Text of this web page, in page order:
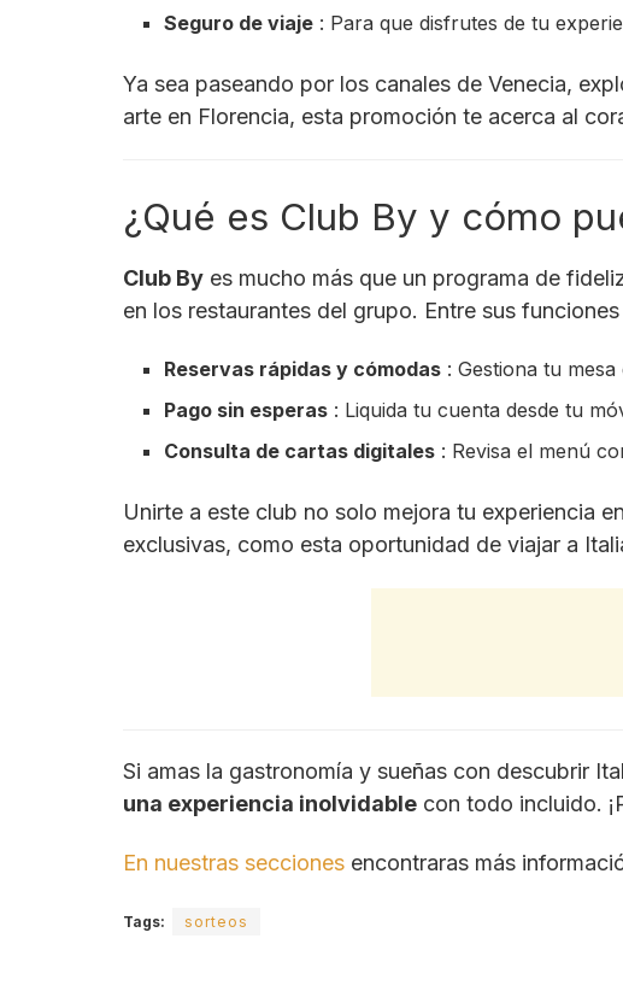
Seguro de viaje : Para que disfrutes de tu
Ya sea paseando por los canales de Venecia,
arte en Florencia, esta promoción te acerca al
¿Qué es Club By y cómo
Club By es mucho más que un programa de
en los restaurantes del grupo. Entre sus
Reservas rápidas y cómodas : Gestiona tu
Pago sin esperas : Liquida tu cuenta desde tu
Consulta de cartas digitales : Revisa el menú
Unirte a este club no solo mejora tu experiencia
exclusivas, como esta oportunidad de viajar a
Si amas la gastronomía y sueñas con descubrir
una experiencia inolvidable con todo incluido.
En nuestras secciones encontraras más
Tags: sorteos